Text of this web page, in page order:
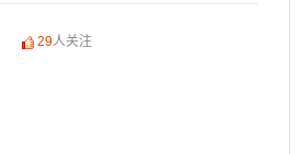
29人关注